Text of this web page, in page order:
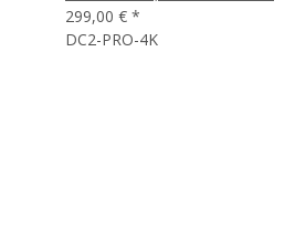
299,00 € *
DC2-PRO-4K